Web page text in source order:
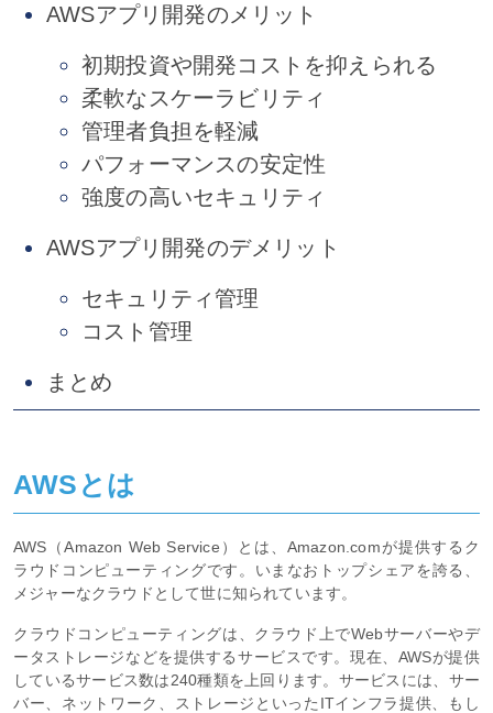
AWSアプリ開発のメリット
初期投資や開発コストを抑えられる
柔軟なスケーラビリティ
管理者負担を軽減
パフォーマンスの安定性
強度の高いセキュリティ
AWSアプリ開発のデメリット
セキュリティ管理
コスト管理
まとめ
AWSとは
AWS（Amazon Web Service）とは、Amazon.comが提供するク
ラウドコンピューティングです。いまなおトップシェアを誇る、
メジャーなクラウドとして世に知られています。
クラウドコンピューティングは、クラウド上でWebサーバーやデ
ータストレージなどを提供するサービスです。現在、AWSが提供
しているサービス数は240種類を上回ります。サービスには、サー
バー、ネットワーク、ストレージといったITインフラ提供、もし